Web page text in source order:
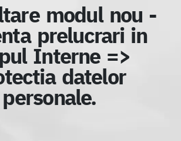
modul nou -
prelucrari in
Interne =>
datelor
personale.